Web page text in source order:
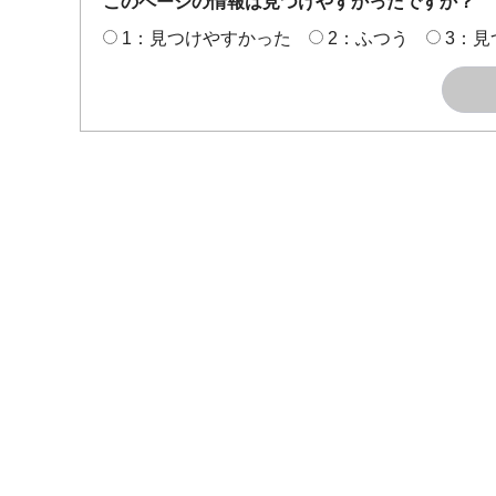
1：見つけやすかった
2：ふつう 3：見